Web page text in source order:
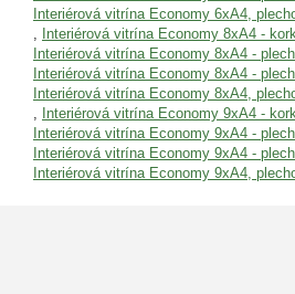
Interiérová vitrína Economy 6xA4,
,
Interiérová vitrína Economy 8xA4 -
Interiérová vitrína Economy 8xA4 -
Interiérová vitrína Economy 8xA4 -
Interiérová vitrína Economy 8xA4,
,
Interiérová vitrína Economy 9xA4 -
Interiérová vitrína Economy 9xA4 -
Interiérová vitrína Economy 9xA4 -
Interiérová vitrína Economy 9xA4,